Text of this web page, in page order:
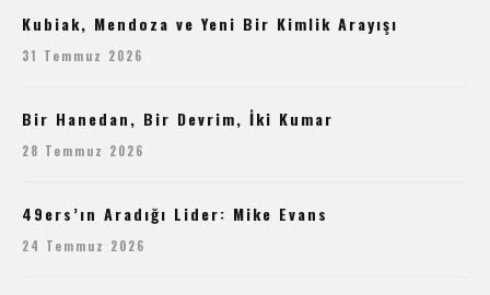
Kubiak, Mendoza ve Yeni Bir Kimlik Arayışı
31 Temmuz 2026
Bir Hanedan, Bir Devrim, İki Kumar
28 Temmuz 2026
49ers’ın Aradığı Lider: Mike Evans
24 Temmuz 2026